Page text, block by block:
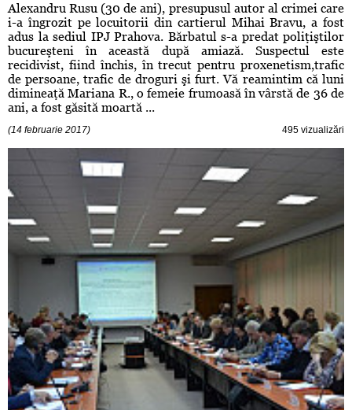
Alexandru Rusu (30 de ani), presupusul autor al crimei care
i-a îngrozit pe locuitorii din cartierul Mihai Bravu, a fost
adus la sediul IPJ Prahova. Bărbatul s-a predat poliţiştilor
bucureşteni în această după amiază. Suspectul este
recidivist, fiind închis, în trecut pentru proxenetism,trafic
de persoane, trafic de droguri şi furt. Vă reamintim că luni
dimineaţă Mariana R., o femeie frumoasă în vârstă de 36 de
ani, a fost găsită moartă ...
(14 februarie 2017) 495 vizualizări